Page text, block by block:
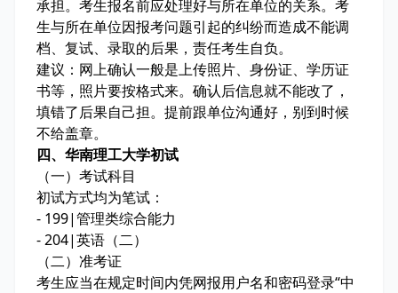
承担。考生报名前应处理好与所在单位的关系。考
生与所在单位因报考问题引起的纠纷而造成不能调
档、复试、录取的后果，责任考生自负。
建议：网上确认一般是上传照片、身份证、学历证
书等，照片要按格式来。确认后信息就不能改了，
填错了后果自己担。提前跟单位沟通好，别到时候
不给盖章。
四、华南理工大学初试
（一）考试科目
初试方式均为笔试：
- 199|管理类综合能力
- 204|英语（二）
（二）准考证
考生应当在规定时间内凭网报用户名和密码登录“中